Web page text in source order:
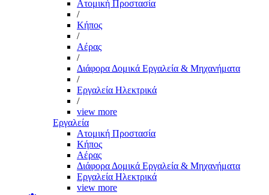
Aτομική Προστασία
/
Kήπος
/
Αέρας
/
Διάφορα Δομικά Εργαλεία & Μηχανήματα
/
Εργαλεία Ηλεκτρικά
/
view more
Εργαλεία
Aτομική Προστασία
Kήπος
Αέρας
Διάφορα Δομικά Εργαλεία & Μηχανήματα
Εργαλεία Ηλεκτρικά
view more